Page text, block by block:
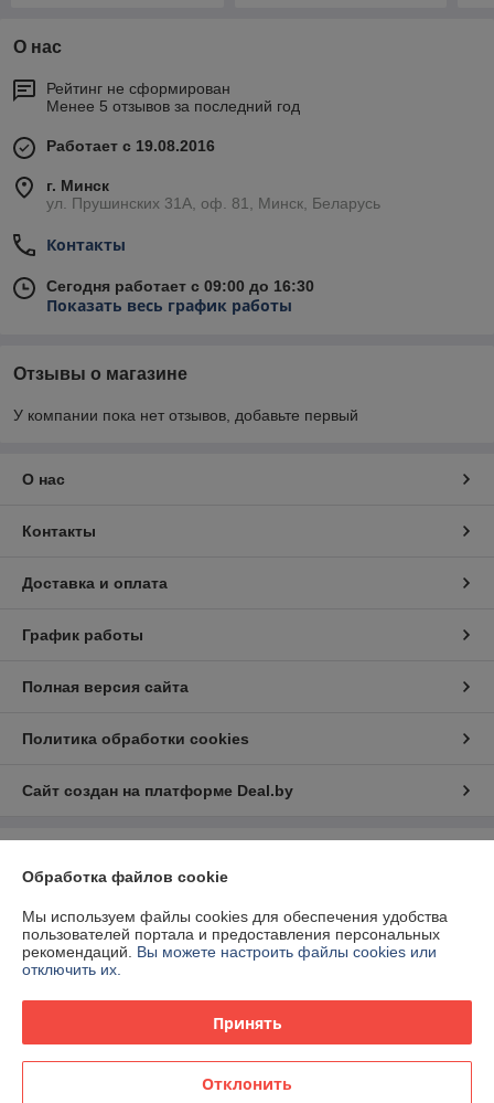
О нас
Рейтинг не сформирован
Менее 5 отзывов за последний год
Работает с 19.08.2016
г. Минск
ул. Прушинских 31А, оф. 81, Минск, Беларусь
Контакты
Сегодня работает с 09:00 до 16:30
Показать весь график работы
Отзывы о магазине
У компании пока нет отзывов, добавьте первый
О нас
Контакты
Доставка и оплата
График работы
Полная версия сайта
Политика обработки cookies
Сайт создан на платформе Deal.by
220112, г. Минск, ул. Прушинских 31А, оф. 81
Регистрационный номер ЕГР: 192673377
Регистрационный орган: Минский горисполком
Местонахождение книги жалоб и предложений: 220112, г. Минск, ул.
Обработка файлов cookie
Мы используем файлы cookies для обеспечения удобства
пользователей портала и предоставления персональных
рекомендаций. Вы можете настроить файлы cookies или
отключить их.
Принять
Отклонить